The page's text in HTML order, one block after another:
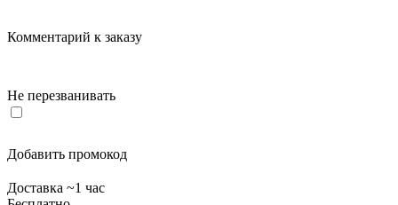
Комментарий к заказу
Не перезванивать
Добавить промокод
Доставка ~1 час